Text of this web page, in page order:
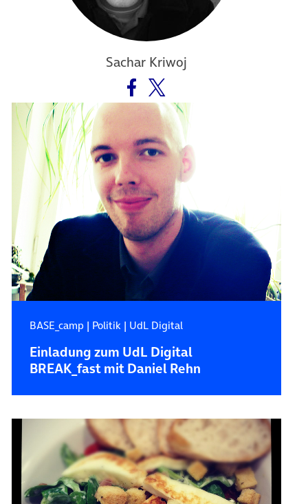
Sachar Kriwoj
BASE_camp | Politik| UdL Digital
Einladung zum UdL Digital
BREAK_fast mit Daniel Rehn